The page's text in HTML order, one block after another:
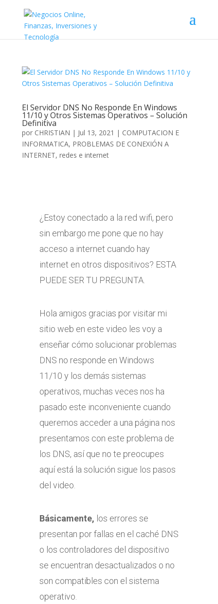
El Servidor DNS No Responde En Windows
11/10 y Otros Sistemas Operativos – Solución
Definitiva
por CHRISTIAN | Jul 13, 2021 | COMPUTACION E
INFORMATICA, PROBLEMAS DE CONEXIÓN A
INTERNET, redes e internet
¿Estoy conectado a la red wifi, pero
sin embargo me pone que no hay
acceso a internet cuando hay
internet en otros dispositivos? ESTA
PUEDE SER TU PREGUNTA.
Hola amigos gracias por visitar mi
sitio web en este video les voy a
enseñar cómo solucionar problemas
DNS no responde en Windows
11/10 y los demás sistemas
operativos, muchas veces nos ha
pasado este inconveniente cuando
queremos acceder a una página nos
presentamos con este problema de
los DNS, así que no te preocupes
aquí está la solución sigue los pasos
del video.
Básicamente, los errores se
presentan por fallas en el caché DNS
o los controladores del dispositivo
se encuentran desactualizados o no
son compatibles con el sistema
operativo.